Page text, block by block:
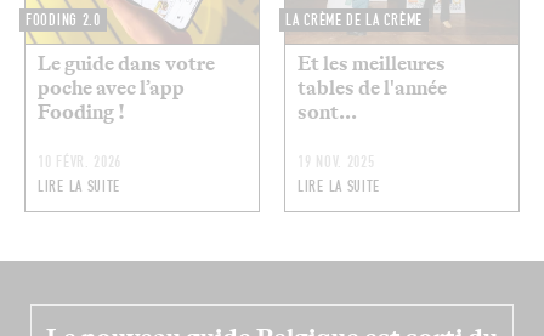
FOODING 2.0
Le guide dans votre
poche avec l’app
Fooding !
10 FÉVR. 2026
LIRE LA SUITE
LA CRÈME DE LA CRÈME
Et les meilleures
tables de l'année
sont...
19 NOV. 2025
LIRE LA SUITE